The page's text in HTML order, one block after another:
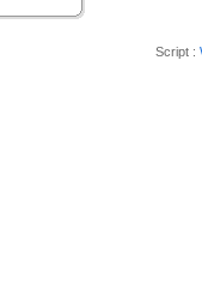
Script :